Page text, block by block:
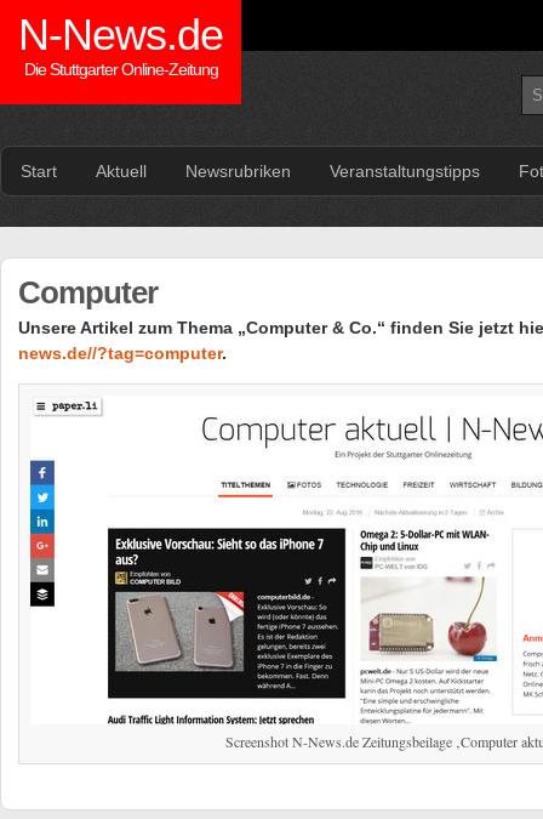
N-News.de
Die Stuttgarter Online-Zeitung
Start Aktuell Newsrubriken Veranstaltungstipps
Computer
Unsere Artikel zum Thema „Computer & Co.“ finden Sie jetzt
news.de//?tag=computer.
Screenshot N-News.de Zeitungsbeilage ‚Computer